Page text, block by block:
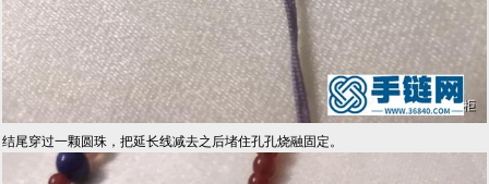
结尾穿过一颗圆珠，把延长线减去之后堵住孔孔烧融固定。